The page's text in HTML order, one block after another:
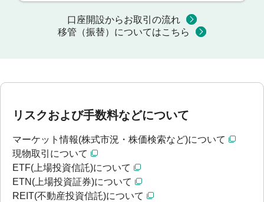
口座開設からお取引の流れ
移管（振替）についてはこちら
リスクおよび手数料などについて
マーケット情報(株式市況・株価検索など)について
現物取引について
ETF(上場投資信託)について
ETN(上場投資証券)について
REIT(不動産投資信託)について